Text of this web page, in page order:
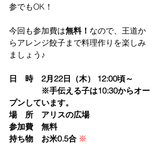
参でもOK！
今回も参加費は無料！ なので、王道か
らアレンジ餃子まで料理作りを楽しみ
ましょう♪
日　時　2月22日（木） 12:00頃～
※手伝える子は10:30からオー
プンしています。
場　所　アリスの広場
参加費　無料
持ち物　お米0.5合 ※